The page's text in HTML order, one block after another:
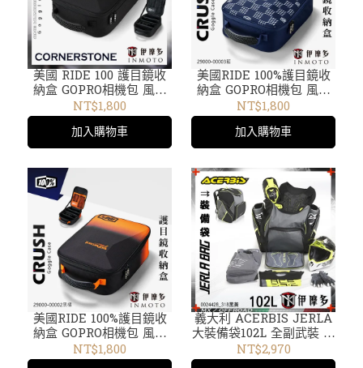
美國 RIDE 100 護目鏡收
納盒 GOPRO相機包 風鏡
盒 林道越野賽29000-
00000黑紅藍
NT$1,800
加入購物車
美國RIDE 100%護目鏡收
納盒 GOPRO相機包 風鏡
盒 林道越野賽 29000-
00003藍
NT$1,800
加入購物車
美國RIDE 100%護目鏡收
納盒 GOPRO相機包 風鏡
盒 林道越野賽29000-
00002黑橘
NT$1,800
義大利 ACERBIS JERLA
大裝備袋102L 全副武裝 越
野訓練 比賽 出遊 旅行 後
背包 BAG 0024428.318黑
NT$2,970